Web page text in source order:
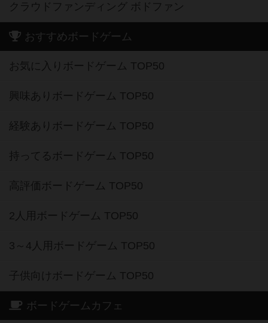
クラウドファンディング ボドファン
おすすめボードゲーム
お気に入りボードゲーム TOP50
興味ありボードゲーム TOP50
経験ありボードゲーム TOP50
持ってるボードゲーム TOP50
高評価ボードゲーム TOP50
2人用ボードゲーム TOP50
3～4人用ボードゲーム TOP50
子供向けボードゲーム TOP50
ボードゲームカフェ